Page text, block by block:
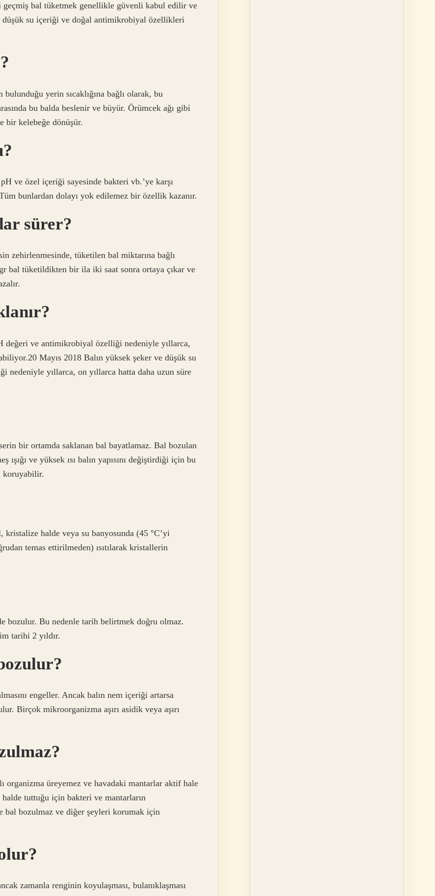
bal tüketmek genellikle güvenli kabul edilir ve
su içeriği ve doğal antimikrobiyal özellikleri
yerin sıcaklığına bağlı olarak, bu
bu balda beslenir ve büyür. Örümcek ağı gibi
bir kelebeğe dönüşür.
ve özel içeriği sayesinde bakteri vb.’ye karşı
bunlardan dolayı yok edilemez bir özellik kazanır.
sürer?
zehirlenmesinde, tüketilen bal miktarına bağlı
bal tüketildikten bir ila iki saat sonra ortaya çıkar ve
değeri ve antimikrobiyal özelliği nedeniyle yıllarca,
Mayıs 2018 Balın yüksek şeker ve düşük su
yıllarca, on yıllarca hatta daha uzun süre
bir ortamda saklanan bal bayatlamaz. Bal bozulan
ve yüksek ısı balın yapısını değiştirdiği için bu
koruyabilir.
halde veya su banyosunda (45 °C’yi
temas ettirilmeden) ısıtılarak kristallerin
bozulur. Bu nedenle tarih belirtmek doğru olmaz.
tarihi 2 yıldır.
engeller. Ancak balın nem içeriği artarsa
Birçok mikroorganizma aşırı asidik veya aşırı
organizma üreyemez ve havadaki mantarlar aktif hale
tuttuğu için bakteri ve mantarların
bal bozulmaz ve diğer şeyleri korumak için
zamanla renginin koyulaşması, bulanıklaşması